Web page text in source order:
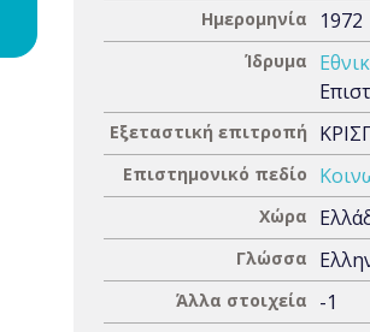
Ημερομηνία 1972
Ίδρυμα
Εξεταστική επιτροπή
Επιστημονικό πεδίο
Χώρα
Γλώσσα
Άλλα στοιχεία -1